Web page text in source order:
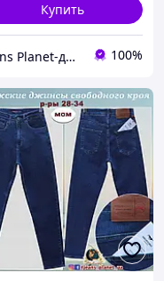
Купить
Jeans Planet-джинсовая одежда для всей семьи 100%